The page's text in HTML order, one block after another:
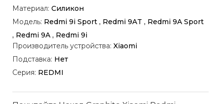
Материал: Силикон
Модель: Redmi 9i Sport , Redmi 9AT , Redmi 9A Sport
, Redmi 9A , Redmi 9i
Производитель устройства: Xiaomi
Подставка: Нет
Серия: REDMI